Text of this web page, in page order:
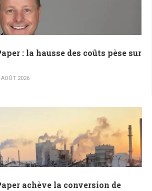
: la hausse des coûts pèse sur
AOÛT 2026
achève la conversion de